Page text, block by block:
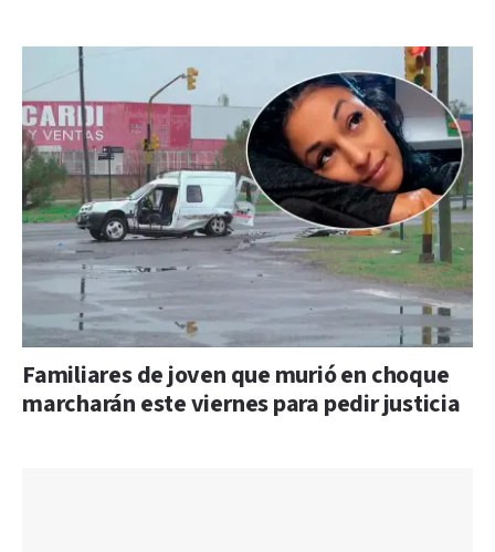
Familiares de joven que murió en choque
marcharán este viernes para pedir justicia